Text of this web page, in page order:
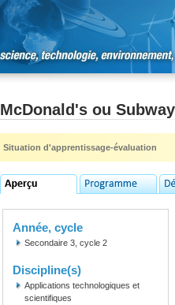
McDonald's ou
Situation d'apprentissage-évaluation
Année, cycle
Secondaire 3, cycle 2
Discipline(s)
Applications technologiques et
scientifiques